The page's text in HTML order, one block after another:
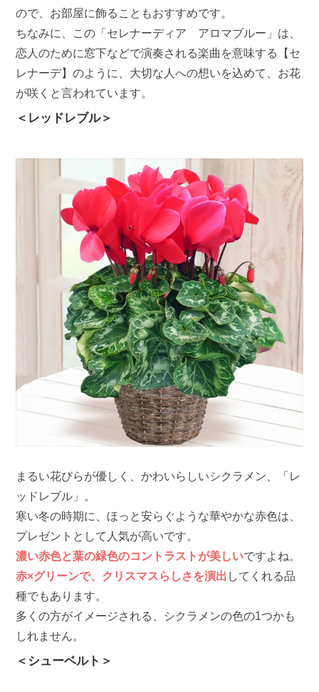
ので、お部屋に飾ることもおすすめです。
ちなみに、この「セレナーディア アロマブルー」は、
恋人のために窓下などで演奏される楽曲を意味する【セ
レナーデ】のように、大切な人への想いを込めて、お花
が咲くと言われています。
＜レッドレブル＞
まるい花びらが優しく、かわいらしいシクラメン、「レ
ッドレブル」。
寒い冬の時期に、ほっと安らぐような華やかな赤色は、
プレゼントとして人気が高いです。
濃い赤色と葉の緑色のコントラストが美しいですよね。
赤×グリーンで、クリスマスらしさを演出 してくれる品
種でもあります。
多くの方がイメージされる、シクラメンの色の1つかも
しれません。
＜シューベルト＞